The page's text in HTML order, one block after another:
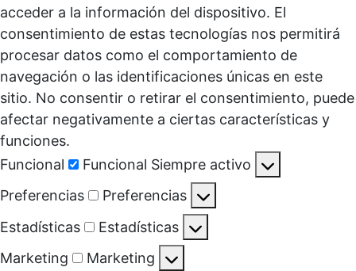
acceder a la información del dispositivo. El
consentimiento de estas tecnologías nos permitirá
procesar datos como el comportamiento de
navegación o las identificaciones únicas en este
sitio. No consentir o retirar el consentimiento, puede
afectar negativamente a ciertas características y
funciones.
Funcional
Funcional Siempre activo
Preferencias
Preferencias
Estadísticas
Estadísticas
Marketing
Marketing